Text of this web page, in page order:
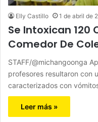
Elly Castillo 1 de abril de
Se Intoxican 120
Comedor De
STAFF/@michangoonga
profesores resultaron con
caracterizados con
Leer más »